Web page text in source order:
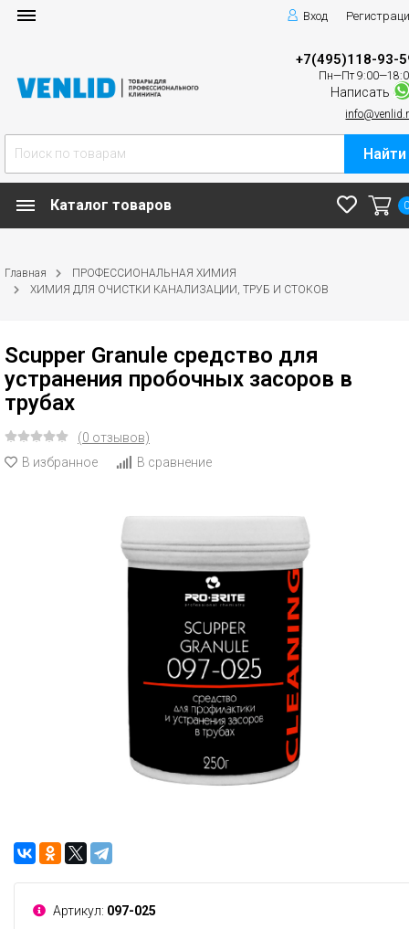
Вход
+7(495)118-93-
Пн—Пт
Написать
Найти
Каталог товаров
Главная
ПРОФЕССИОНАЛЬНАЯ ХИМИЯ
ХИМИЯ ДЛЯ ОЧИСТКИ КАНАЛИЗАЦИИ, ТРУБ И СТОКОВ
Scupper Granule средство для
устранения пробочных засоров в
трубах
(0 отзывов)
В избранное
В сравнение
Артикул: 097-025